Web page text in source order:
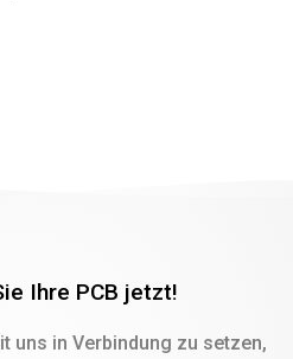
Ihre PCB jetzt!
uns in Verbindung zu setzen,